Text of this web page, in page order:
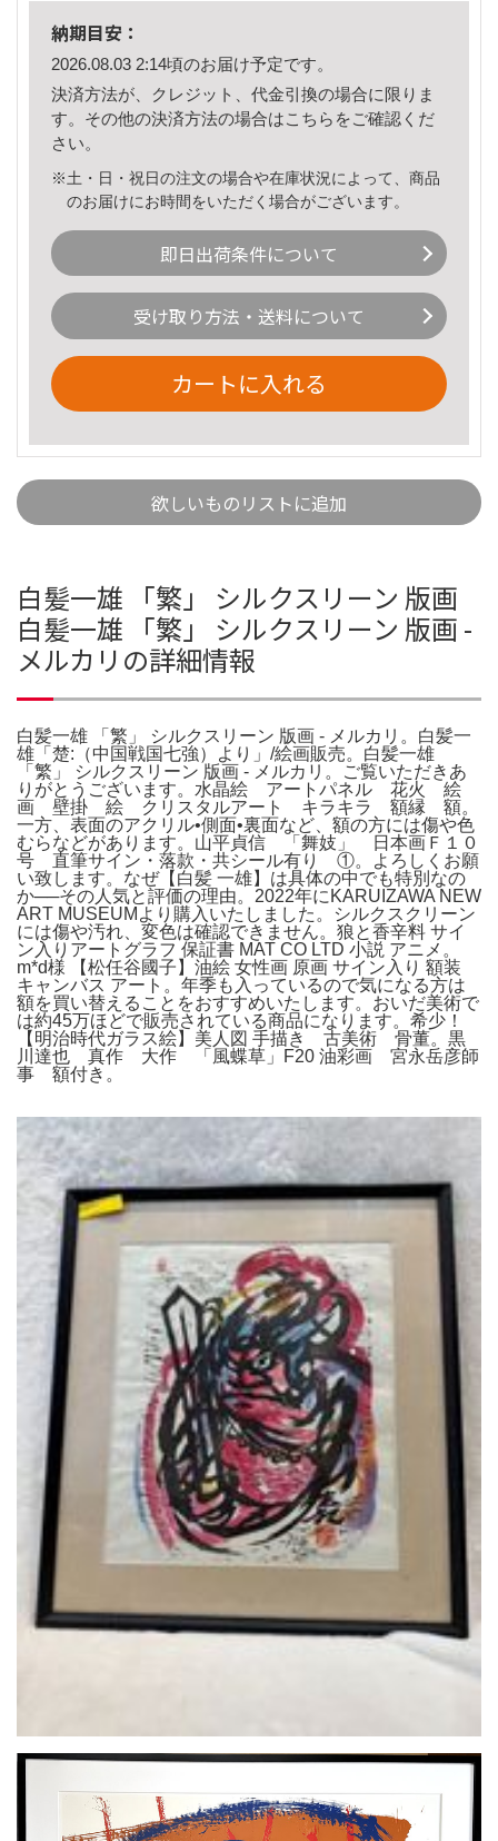
納期目安：
2026.08.03 2:14頃のお届け予定です。
決済方法が、クレジット、代金引換の場合に限りま
す。その他の決済方法の場合はこちら をご確認くだ
さい。
※土・日・祝日の注文の場合や在庫状況によって、商品
のお届けにお時間をいただく場合がございます。
即日出荷条件について
受け取り方法・送料について
カートに入れる
欲しいものリストに追加
白髪一雄 「繁」 シルクスリーン 版画
白髪一雄 「繁」 シルクスリーン 版画 -
メルカリの詳細情報
白髪一雄 「繁」 シルクスリーン 版画 - メルカリ。白髪一
雄「楚:（中国戦国七強）より」/絵画販売。白髪一雄
「繁」 シルクスリーン 版画 - メルカリ。ご覧いただきあ
りがとうございます。水晶絵 アートパネル 花火 絵
画 壁掛 絵 クリスタルアート キラキラ 額縁 額。
一方、表面のアクリル•側面•裏面など、額の方には傷や色
むらなどがあります。山平貞信 「舞妓」 日本画Ｆ１０
号 直筆サイン・落款・共シール有り ①。よろしくお願
い致します。なぜ【白髪 一雄】は具体の中でも特別なの
か──その人気と評価の理由。2022年にKARUIZAWA NEW
ART MUSEUMより購入いたしました。シルクスクリーン
には傷や汚れ、変色は確認できません。狼と香辛料 サイ
ン入りアートグラフ 保証書 MAT CO LTD 小説 アニメ。
m*d様 【松任谷國子】油絵 女性画 原画 サイン入り 額装
キャンバス アート。年季も入っているので気になる方は
額を買い替えることをおすすめいたします。おいだ美術で
は約45万ほどで販売されている商品になります。希少！
【明治時代ガラス絵】美人図 手描き 古美術 骨董。黒
川達也 真作 大作 「風蝶草」F20 油彩画 宮永岳彦師
事 額付き。